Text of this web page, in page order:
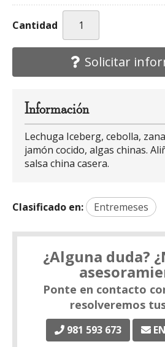
Cantidad
Solicitar
Información
Lechuga Iceberg, cebolla,
jamón cocido, algas chinas.
salsa china casera.
Clasificado en: Entremeses
¿Alguna duda?
Ponte en contacto
resolveremos
981 593 673